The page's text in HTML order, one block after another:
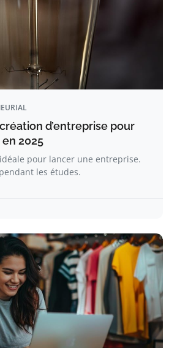
d’entreprise pour
2025
idéale pour lancer une entreprise.
les études.